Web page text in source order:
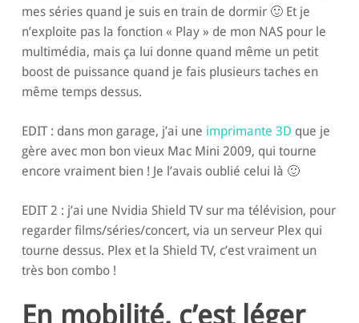
mes séries quand je suis en train de dormir 🙂 Et je
n’exploite pas la fonction « Play » de mon NAS pour le
multimédia, mais ça lui donne quand même un petit
boost de puissance quand je fais plusieurs taches en
même temps dessus.
EDIT : dans mon garage, j’ai une imprimante 3D que je
gère avec mon bon vieux Mac Mini 2009, qui tourne
encore vraiment bien ! Je l’avais oublié celui là 🙂
EDIT 2 : j’ai une Nvidia Shield TV sur ma télévision, pour
regarder films/séries/concert, via un serveur Plex qui
tourne dessus. Plex et la Shield TV, c’est vraiment un
très bon combo !
En mobilité, c’est léger